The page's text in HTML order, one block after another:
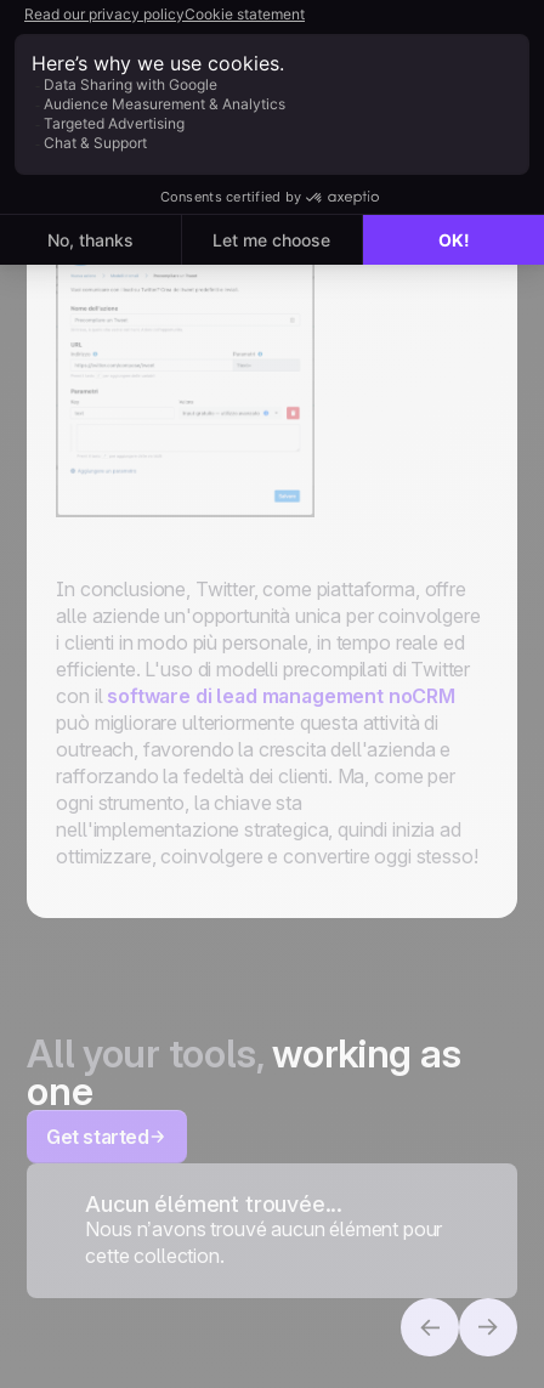
tuo messaggio e i tuoi campi variabili, come ad
Per saperne di più sulla personalizzazione dei
modelli di Twitter con noCRM, visita questa
pagina.
In conclusione, Twitter, come piattaforma, offre
alle aziende un'opportunità unica per coinvolgere
i clienti in modo più personale, in tempo reale ed
efficiente. L'uso di modelli precompilati di Twitter
con il software di lead management noCRM
può migliorare ulteriormente questa attività di
outreach, favorendo la crescita dell'azienda e
rafforzando la fedeltà dei clienti. Ma, come per
ogni strumento, la chiave sta
nell'implementazione strategica, quindi inizia ad
ottimizzare, coinvolgere e convertire oggi stesso!
All your tools,working as
one
Get started
Aucun élément trouvée...
Nous n’avons trouvé aucun élément pour
cette collection.